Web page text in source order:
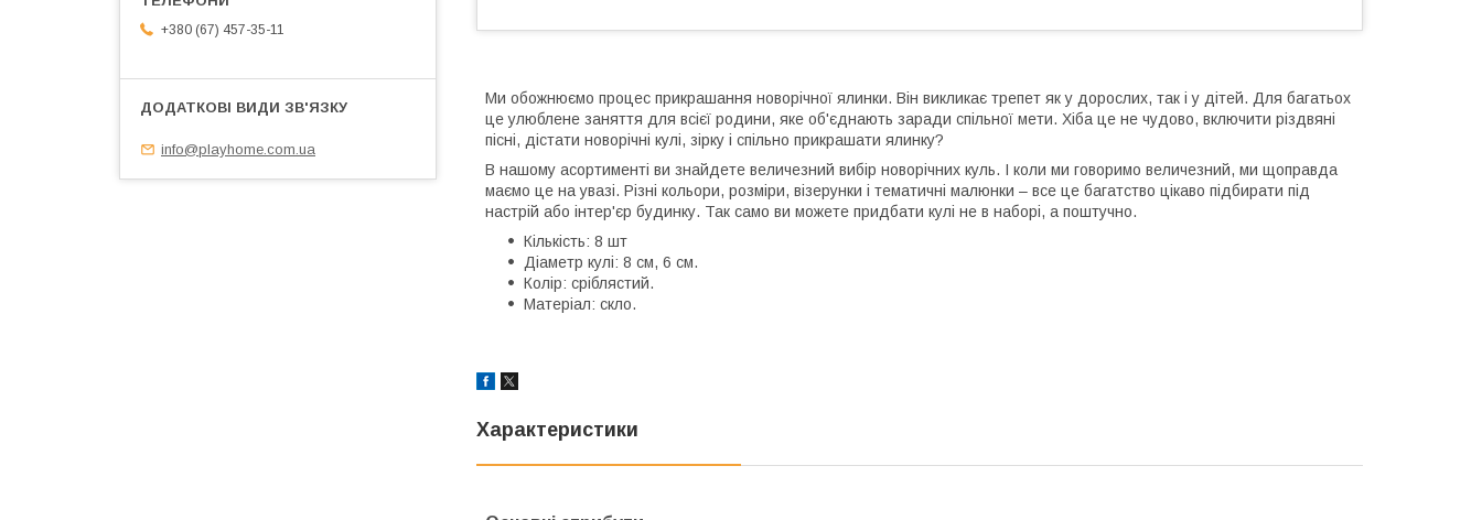
Ми обожнюємо процес прикрашання новорічної ялинки. Він викликає трепет як у дорослих, так і у дітей. Для багатьох
це улюблене заняття для всієї родини, яке об'єднають заради спільної мети. Хіба це не чудово, включити різдвяні
пісні, дістати новорічні кулі, зірку і спільно прикрашати ялинку?
В нашому асортименті ви знайдете величезний вибір новорічних куль. І коли ми говоримо величезний, ми щоправда
маємо це на увазі. Різні кольори, розміри, візерунки і тематичні малюнки – все це багатство цікаво підбирати під
настрій або інтер'єр будинку. Так само ви можете придбати кулі не в наборі, а поштучно.
Кількість: 8 шт
Діаметр кулі: 8 см, 6 см.
Колір: сріблястий.
Матеріал: скло.
Характеристики
+380 (67) 457-35-11
info@playhome.com.ua